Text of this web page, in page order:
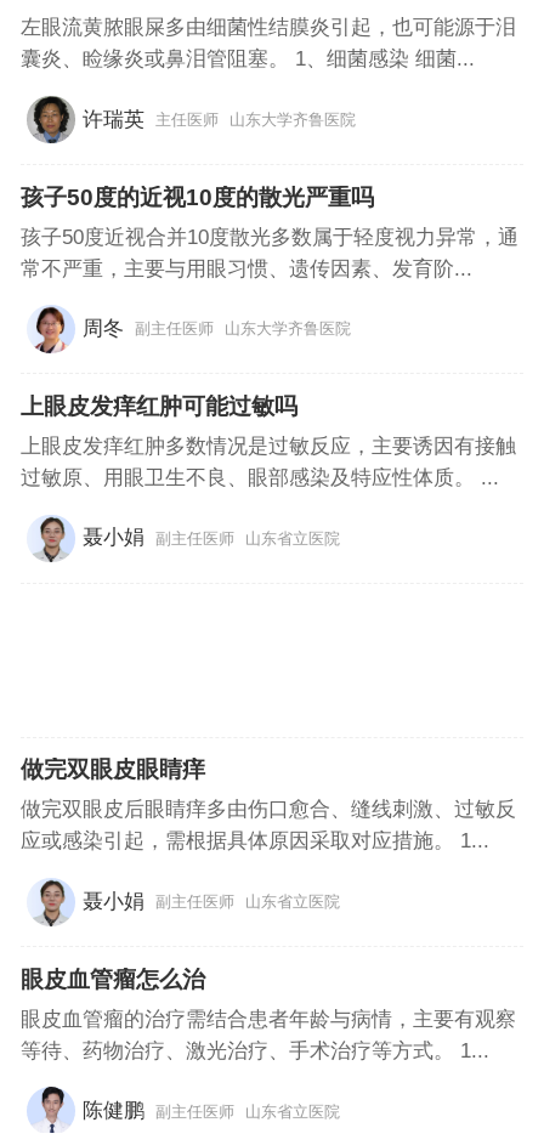
左眼流黄脓眼屎多由细菌性结膜炎引起，也可能源于泪
囊炎、睑缘炎或鼻泪管阻塞。 1、细菌感染 细菌...
许瑞英 主任医师 山东大学齐鲁医院
孩子50度的近视10度的散光严重吗
孩子50度近视合并10度散光多数属于轻度视力异常，通
常不严重，主要与用眼习惯、遗传因素、发育阶...
周冬 副主任医师 山东大学齐鲁医院
上眼皮发痒红肿可能过敏吗
上眼皮发痒红肿多数情况是过敏反应，主要诱因有接触
过敏原、用眼卫生不良、眼部感染及特应性体质。 ...
聂小娟 副主任医师 山东省立医院
做完双眼皮眼睛痒
做完双眼皮后眼睛痒多由伤口愈合、缝线刺激、过敏反
应或感染引起，需根据具体原因采取对应措施。 1...
聂小娟 副主任医师 山东省立医院
眼皮血管瘤怎么治
眼皮血管瘤的治疗需结合患者年龄与病情，主要有观察
等待、药物治疗、激光治疗、手术治疗等方式。 1...
陈健鹏 副主任医师 山东省立医院